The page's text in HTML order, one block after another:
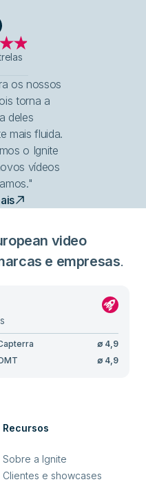
os nossos
torna a
deles
mais fluida.
o Ignite
vídeos
video
e empresas.
∅ 4,9
∅ 4,9
Recursos
Sobre a Ignite
Clientes e showcases